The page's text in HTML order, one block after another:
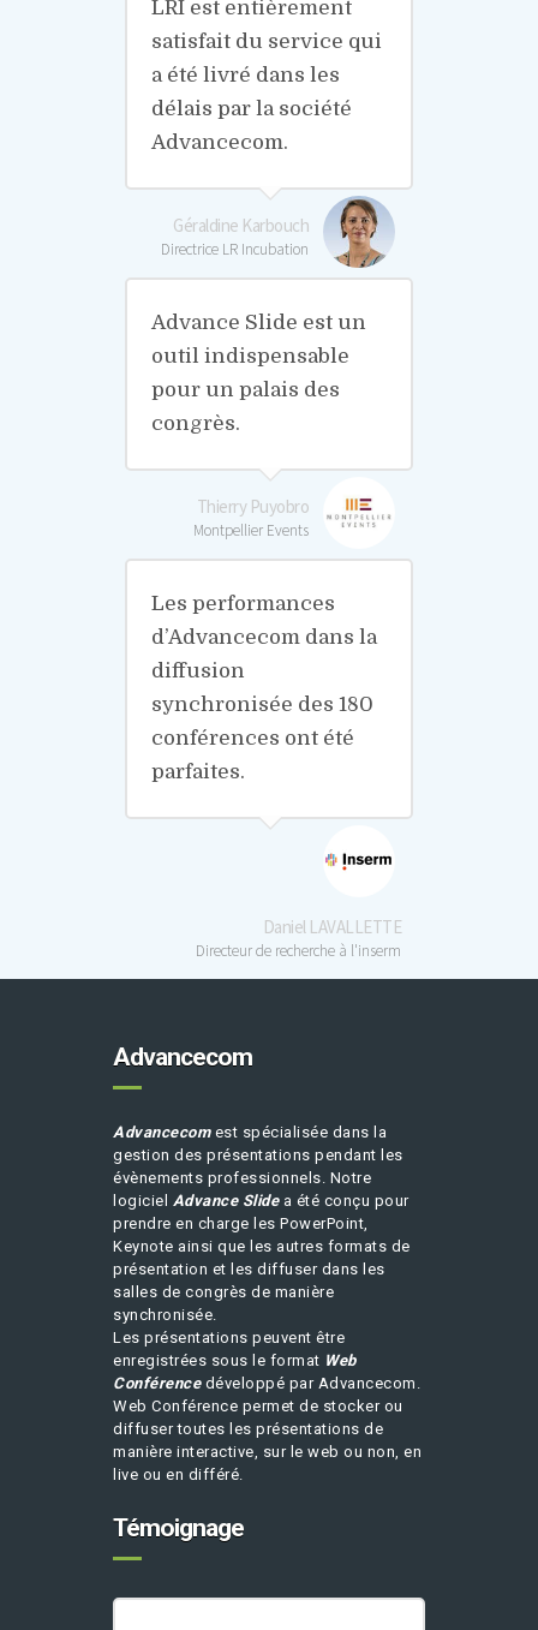
LRI est entièrement
satisfait du service qui
a été livré dans les
délais par la société
Advancecom.
Géraldine Karbouch
Directrice LR Incubation
Advance Slide est un
outil indispensable
pour un palais des
congrès.
Thierry Puyobro
Montpellier Events
Les performances
d’Advancecom dans la
diffusion
synchronisée des 180
conférences ont été
parfaites.
Daniel LAVALLETTE
Directeur de recherche à l'inserm
Advancecom
Advancecomest spécialisée dans la
gestion des présentations pendant les
évènements professionnels. Notre
logiciel Advance Slidea été conçu pour
prendre en charge les PowerPoint,
Keynote ainsi que les autres formats de
présentation et les diffuser dans les
salles de congrès de manière
synchronisée.
Les présentations peuvent être
enregistrées sous le format Web
Conférencedéveloppé par Advancecom.
Web Conférence permet de stocker ou
diffuser toutes les présentations de
manière interactive, sur le web ou non, en
live ou en différé.
Témoignage